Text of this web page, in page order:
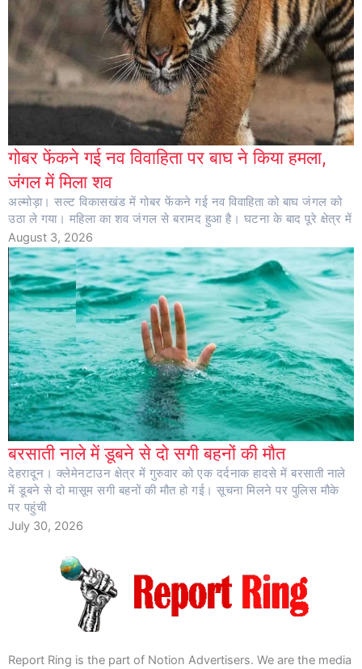
गोबर फेंकने गई नव विवाहिता पर बाघ ने किया हमला,
जंगल में मिला शव
अल्मोड़ा। सल्ट विकासखंड में गोबर फेंकने गई नव विवाहिता को बाघ जंगल को
उठा ले गया। महिला का शव जंगल से बरामद हुआ है। घटना के बाद पूरे क्षेत्र में
August 3, 2026
बरसाती नाले में डूबने से दो सगी बहनों की मौत
देहरादून। क्लेमेनटाउन क्षेत्र में गुरुवार को एक दर्दनाक हादसे में बरसाती नाले
में डूबने से दो मासूम सगी बहनों की मौत हो गई। सूचना मिलने पर पुलिस मौके
पर पहुंची
July 30, 2026
Report Ring is the part of Notion Advertisers. We are the media